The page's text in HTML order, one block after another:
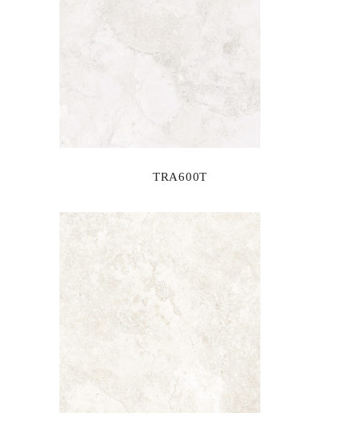
TRA600T